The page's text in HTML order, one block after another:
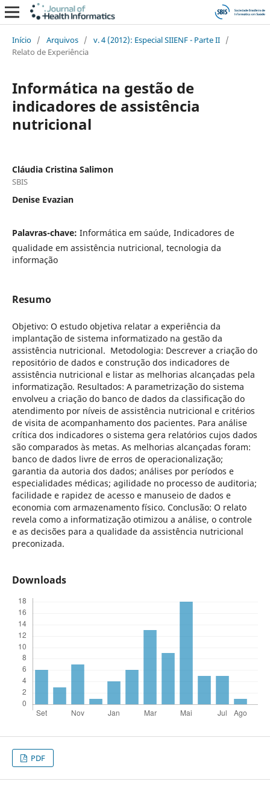
Início / Arquivos / v. 4 (2012): Especial SIIENF - Parte II /
Relato de Experiência
Informática na gestão de
indicadores de assistência
nutricional
Cláudia Cristina Salimon
SBIS
Denise Evazian
Palavras-chave: Informática em saúde, Indicadores de
qualidade em assistência nutricional, tecnologia da
informação
Resumo
Objetivo: O estudo objetiva relatar a experiência da
implantação de sistema informatizado na gestão da
assistência nutricional. Metodologia: Descrever a criação do
repositório de dados e construção dos indicadores de
assistência nutricional e listar as melhorias alcançadas pela
informatização. Resultados: A parametrização do sistema
envolveu a criação do banco de dados da classificação do
atendimento por níveis de assistência nutricional e critérios
de visita de acompanhamento dos pacientes. Para análise
crítica dos indicadores o sistema gera relatórios cujos dados
são comparados às metas. As melhorias alcançadas foram:
banco de dados livre de erros de operacionalização;
garantia da autoria dos dados; análises por períodos e
especialidades médicas; agilidade no processo de auditoria;
facilidade e rapidez de acesso e manuseio de dados e
economia com armazenamento físico. Conclusão: O relato
revela como a informatização otimizou a análise, o controle
e as decisões para a qualidade da assistência nutricional
preconizada.
Downloads
PDF